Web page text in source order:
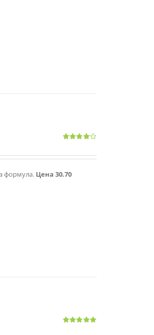
формула. Цена 30.70